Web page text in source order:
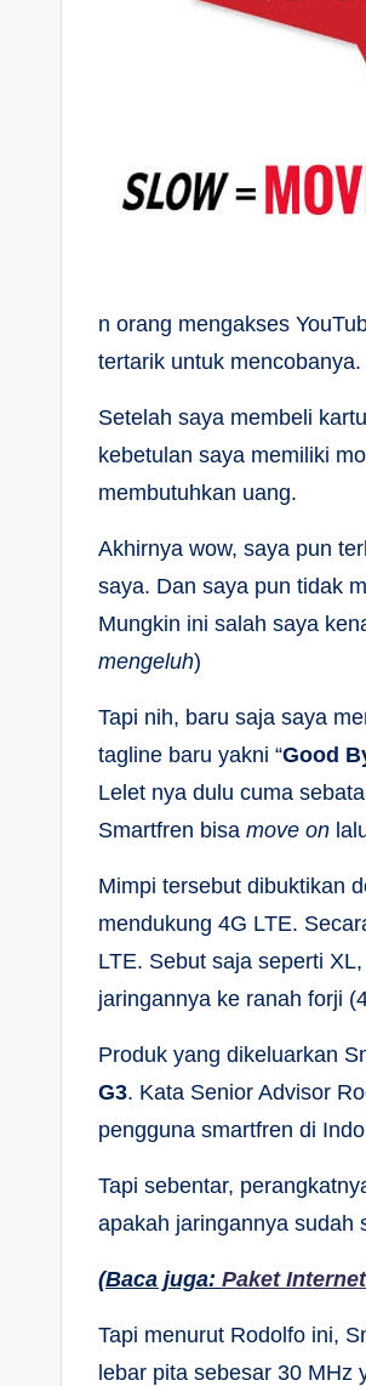
n orang mengakses
tertarik untuk mencobanya.
Setelah saya membeli
kebetulan saya memiliki
membutuhkan uang.
Akhirnya wow, saya pun
saya. Dan saya pun tidak
Mungkin ini salah saya
mengeluh)
Tapi nih, baru saja saya
tagline baru yakni “Good
Lelet nya dulu cuma
Smartfren bisa move on
Mimpi tersebut dibuktikan
mendukung 4G LTE.
LTE. Sebut saja seperti
jaringannya ke ranah forji
Produk yang dikeluarkan
G3. Kata Senior Advisor
pengguna smartfren di
Tapi sebentar,
apakah jaringannya sudah
(Baca juga: Paket
Tapi menurut Rodolfo ini,
lebar pita sebesar 30